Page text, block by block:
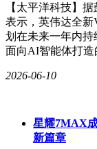
【太平洋科技】
表示，英伟达全新
划在未来一年内持
面向AI智能体打
2026-06-10
星耀7MAX
新篇章